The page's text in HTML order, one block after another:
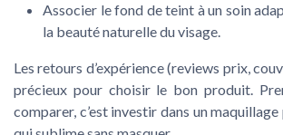
Associer le fond de teint à un soin
la beauté naturelle du visage.
Les retours d’expérience (reviews prix,
précieux pour choisir le bon produit.
comparer, c’est investir dans un